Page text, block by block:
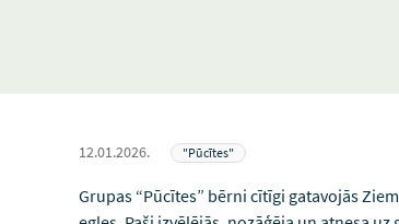
12.01.2026. "Pūcītes"
Grupas “Pūcītes” bērni cītīgi gatavojās